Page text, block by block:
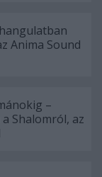
Anima Sound
–
Shalomról, az